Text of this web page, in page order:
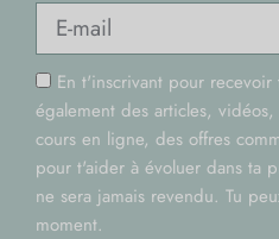
En t'inscrivant pour
également des articles,
cours en ligne, des offres
pour t'aider à évoluer dans ta
ne sera jamais revendu. Tu
moment.